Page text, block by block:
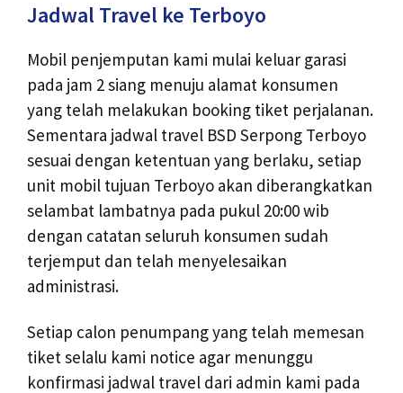
Jadwal Travel ke Terboyo
Mobil penjemputan kami mulai keluar garasi
pada jam 2 siang menuju alamat konsumen
yang telah melakukan booking tiket perjalanan.
Sementara jadwal travel BSD Serpong Terboyo
sesuai dengan ketentuan yang berlaku, setiap
unit mobil tujuan Terboyo akan diberangkatkan
selambat lambatnya pada pukul 20:00 wib
dengan catatan seluruh konsumen sudah
terjemput dan telah menyelesaikan
administrasi.
Setiap calon penumpang yang telah memesan
tiket selalu kami notice agar menunggu
konfirmasi jadwal travel dari admin kami pada